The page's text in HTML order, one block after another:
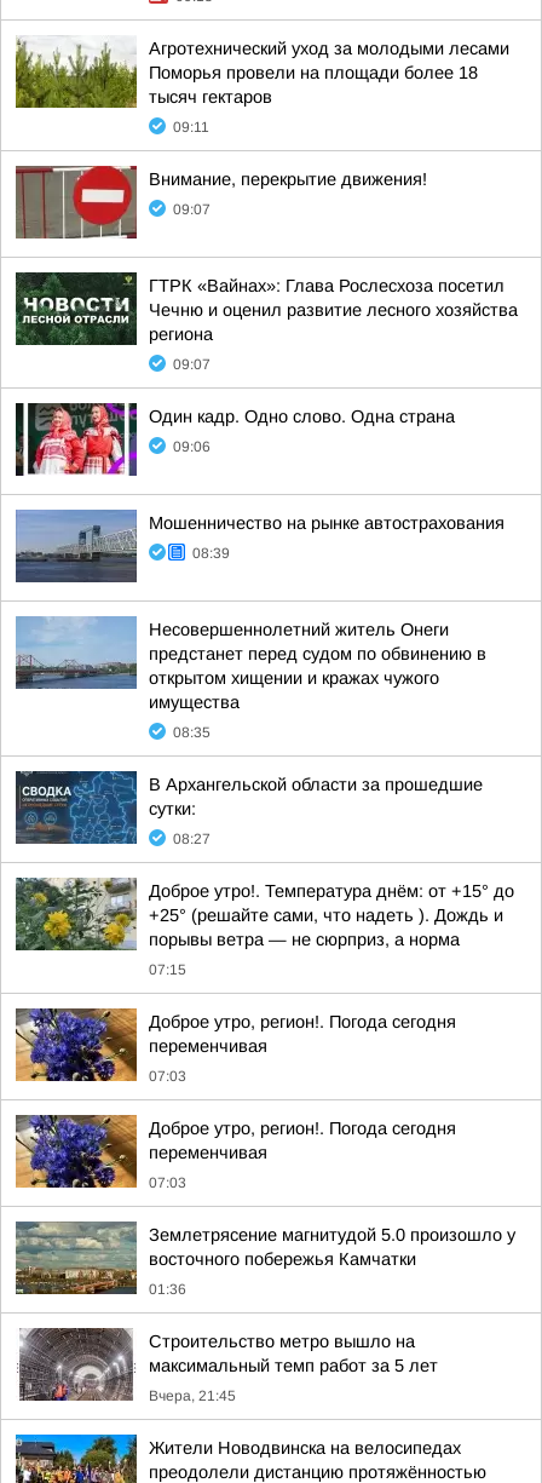
Агротехнический уход за молодыми лесами
Поморья провели на площади более 18
тысяч гектаров
09:11
Внимание, перекрытие движения!
09:07
ГТРК «Вайнах»: Глава Рослесхоза посетил
Чечню и оценил развитие лесного хозяйства
региона
09:07
Один кадр. Одно слово. Одна страна
09:06
Мошенничество на рынке автострахования
08:39
Несовершеннолетний житель Онеги
предстанет перед судом по обвинению в
открытом хищении и кражах чужого
имущества
08:35
В Архангельской области за прошедшие
сутки:
08:27
Доброе утро!. Температура днём: от +15° до
+25° (решайте сами, что надеть ). Дождь и
порывы ветра — не сюрприз, а норма
07:15
Доброе утро, регион!. Погода сегодня
переменчивая
07:03
Доброе утро, регион!. Погода сегодня
переменчивая
07:03
Землетрясение магнитудой 5.0 произошло у
восточного побережья Камчатки
01:36
Строительство метро вышло на
максимальный темп работ за 5 лет
Вчера, 21:45
Жители Новодвинска на велосипедах
преодолели дистанцию протяжённостью